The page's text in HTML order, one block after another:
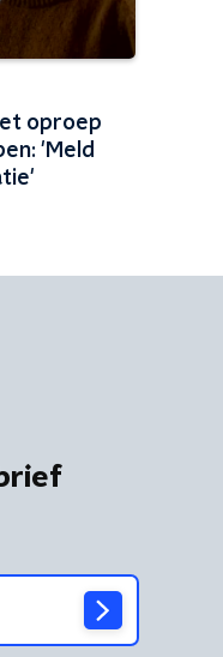
oproep
'Meld